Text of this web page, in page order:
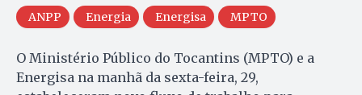
ANPP Energia Energisa MPTO
O Ministério Público do Tocantins (MPTO) e a
Energisa na manhã da sexta-feira, 29,